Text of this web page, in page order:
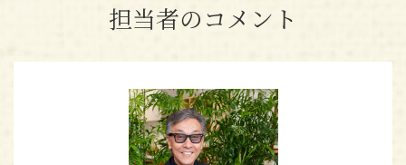
担当者のコメント